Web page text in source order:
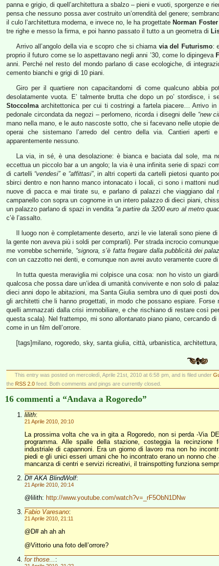
panna e grigio, di quell’architettura a sbalzo – pieni e vuoti, sporgenze e
pensa che nessuno possa aver costruito un’orrendità del genere;
il culo l’architettura moderna, e invece no, le ha progettate Norman Foster
tre righe e messo la firma, e poi hanno passato il tutto a un geometra di
Arrivo all’angolo della via e scopro che si chiama via del Futurismo:
proprio il futuro come se lo aspettavano negli anni ’30, come lo dipingeva
anni. Perché nel resto del mondo parlano di case ecologiche, di
cemento bianchi e grigi di 10 piani.
Giro per il quartiere non capacitandomi di come qualcuno abbia
desolatamente vuota. E’ talmente brutta che dopo un po’ stordisce, i
Stoccolmaarchitettonica per cui ti costringi a fartela piacere… Arrivo in
pedonale circondata da negozi – perlomeno, ricorda i disegni delle “new
mano nella mano, e le auto nascoste sotto, che si facevano nelle utopie
operai che sistemano l’arredo del centro della via. Cantieri aperti
apparentemente nessuno.
La via, in sé, è una desolazione: è bianca e baciata dal sole, ma
eccettua un piccolo bar a un angolo; la via è una infinita serie di spazi
di cartelli “vendesi”e “affittasi”, in altri coperti da cartelli pietosi quanto
sbirci dentro e non hanno manco intonacato i locali, ci sono i mattoni
nuove di pacca e mai tirate su, e parlano di palazzi che viaggiano dal
campanello con sopra un cognome in un intero palazzo di dieci piani,
un palazzo parlano di spazi in vendita “a partire da 3200 euro al metro
c’è l’assalto.
Il luogo non è completamente deserto, anzi le vie laterali sono piene
la gente non aveva più i soldi per comprarli). Per strada incrocio
me vorrebbe schernirle, “signora, s’è fatta fregare dalla pubblicità dei
con un cazzotto nei denti, e comunque non avrei avuto veramente cuore
In tutta questa meraviglia mi colpisce una cosa: non ho visto un
qualcosa che possa dare un’idea di umanità convivente e non solo di
dieci anni dopo le abitazioni, ma Santa Giulia sembra uno di quei posti
gli architetti che li hanno progettati, in modo che possano espiare.
quelli ammazzati dalla crisi immobiliare, e che rischiano di restare così
questa scala). Nel frattempo, mi sono allontanato piano piano, cercando
come in un film dell’orrore.
[tags]milano, rogoredo, sky, santa giulia, città, urbanistica,
This entry was posted on mercoledì, Aprile 21st, 2010 at 6:58 pm, and is filed under
the RSS 2.0 feed. Both comments and pings are currently closed.
16 commenti a “Andava a Rogoredo”
lilith:
21 Aprile 2010, 20:10
La prossima volta che va in gita a Rogoredo, non si perda -Via
programma. Alle spalle della stazione, costeggia la
industriale di capannoni. Era un giorno di lavoro ma non ho
piedi e gli unici esseri umani che ho incontrato erano un nonno
mancanza di centri e servizi ricreativi, il trainspotting funziona
D# AKA BlindWolf:
21 Aprile 2010, 20:14
@lilith: http://www.youtube.com/watch?v=_rF5ObN1DNw
Fabio Varesano:
21 Aprile 2010, 21:11
@D# ah ah ah
@Vittorio una foto dell’orrore?
for those... :